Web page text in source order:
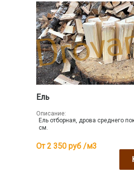
Ель
Описание:
Ель отборная, дрова среднего
см.
От 2 350 руб /м3